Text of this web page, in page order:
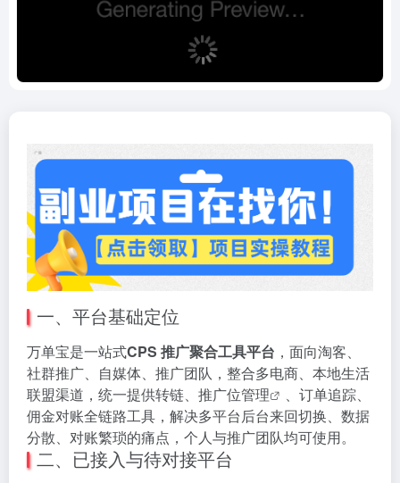
一、平台基础定位
万单宝是一站式CPS 推广聚合工具平台 ，面向淘客、
社群推广、自媒体、推广团队，整合多电商、本地生活
联盟渠道，统一提供转链、 推广位管理
、订单追踪、
佣金对账全链路工具，解决多平台后台来回切换、数据
分散、对账繁琐的痛点，个人与推广团队均可使用。
二、已接入与待对接平台